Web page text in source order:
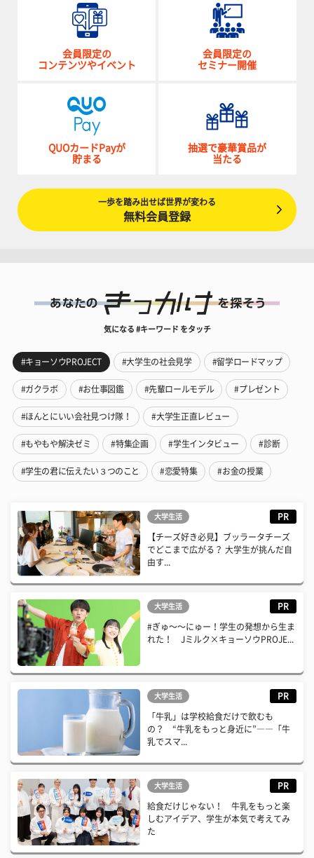
会員限定の
コンテンツやイベント
会員限定の
セミナー開催
QUOカードPayが
貯まる
抽選で豪華賞品が
当たる
一歩を踏み出せば世界が変わる
無料会員登録
気になる #キーワード をタッチ
#キョーソウPROJECT #大学生の社会見学 #留学ロードマップ
#ガクラボ #お仕事図鑑 #先輩ロールモデル #プレゼント
#ほんとにいい会社見つけ隊！ #大学生正直レビュー
#もやもや解決ゼミ #特集企画 #学生インタビュー #診断
#学生の君に伝えたい３つのこと #恋愛特集 #お金の授業
大学生活 PR
【チーズ好き必見】ブッラータチーズ
でどこまで広がる？ 大学生が挑んだ自
由す...
大学生活 PR
#ぎゅ〜〜にゅー！学生の発想から生ま
れた！ Jミルク×キョーソウPROJE...
大学生活 PR
「牛乳」は学校給食だけで飲むも
の？ “牛乳をもっと身近に”――「牛
乳でスマ...
大学生活 PR
給食だけじゃない！ 牛乳をもっと楽
しむアイデア、学生が本気で考えてみ
た